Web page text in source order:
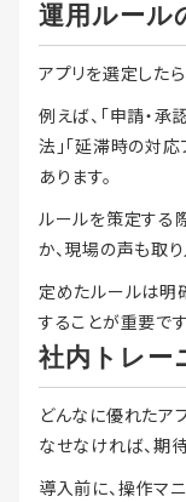
運用ルール
アプリを選定した
例えば、「申請・承
法」「延滞時の対
あります。
ルールを策定する
か、現場の声も取
定めたルールは明
することが重要です
社内トレー
どんなに優れたア
なせなければ、期
導入前に、操作マ